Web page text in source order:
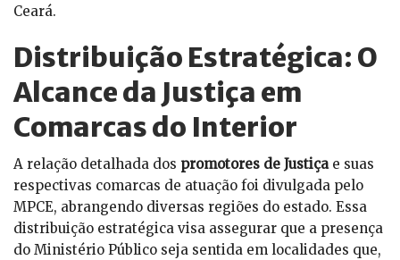
Ceará.
Distribuição Estratégica: O
Alcance da Justiça em
Comarcas do Interior
A relação detalhada dos promotores de Justiçae suas
respectivas comarcas de atuação foi divulgada pelo
MPCE, abrangendo diversas regiões do estado. Essa
distribuição estratégica visa assegurar que a presença
do Ministério Público seja sentida em localidades que,